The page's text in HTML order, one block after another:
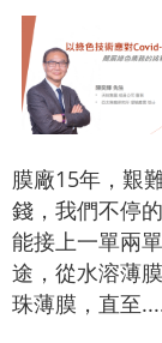
膜廠15年，艱
錢，我們不停
能接上一單兩
途，從水溶薄
珠薄膜，直至